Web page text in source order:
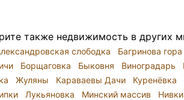
также недвижимость в других
слободка Багринова гора
Борщаговка Быковня Виноградарь
Жуляны Караваевы Дачи Куренёвка
Лукьяновка Минский массив Нивки